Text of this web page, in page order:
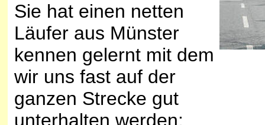
Sie hat einen netten
Läufer aus Münster
kennen gelernt mit dem
wir uns fast auf der
ganzen Strecke gut
unterhalten werden: